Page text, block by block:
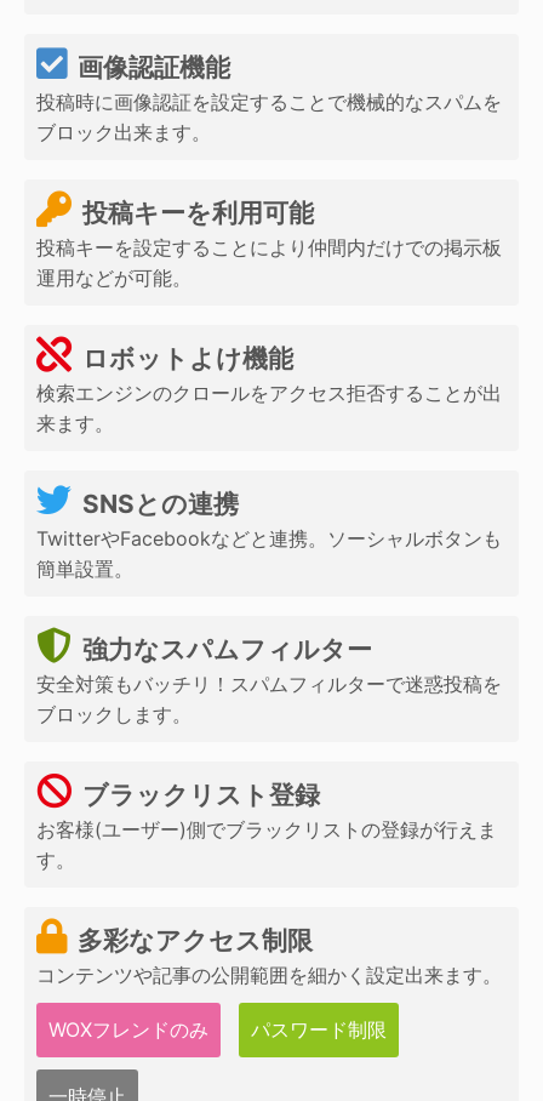
画像認証機能
投稿時に画像認証を設定することで機械的なスパムを
ブロック出来ます。
投稿キーを利用可能
投稿キーを設定することにより仲間内だけでの掲示板
運用などが可能。
ロボットよけ機能
検索エンジンのクロールをアクセス拒否することが出
来ます。
SNSとの連携
TwitterやFacebookなどと連携。ソーシャルボタンも
簡単設置。
強力なスパムフィルター
安全対策もバッチリ！スパムフィルターで迷惑投稿を
ブロックします。
ブラックリスト登録
お客様(ユーザー)側でブラックリストの登録が行えま
す。
多彩なアクセス制限
コンテンツや記事の公開範囲を細かく設定出来ます。
WOXフレンドのみ パスワード制限
一時停止